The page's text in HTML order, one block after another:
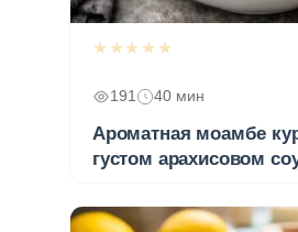
★★★★★
191 40 мин
Ароматная моамбе
густом арахисовом